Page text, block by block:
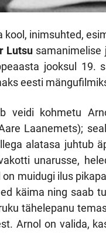
inimsuhted,
Lutsu samanimelise
jooksul 19.
eesti
veidi kohmetu
Laanemets);
alatasa juhtub
unarusse,
muidugi ilus
käima ning saab
tähelepanu
Arnol on valida,